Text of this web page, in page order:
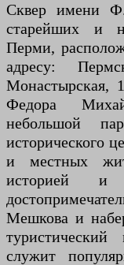
Сквер имени
старейших и
Перми,
адресу:
Монастырская,
Федора
небольшой
исторического
и местных
историей и
Мешкова и
служит